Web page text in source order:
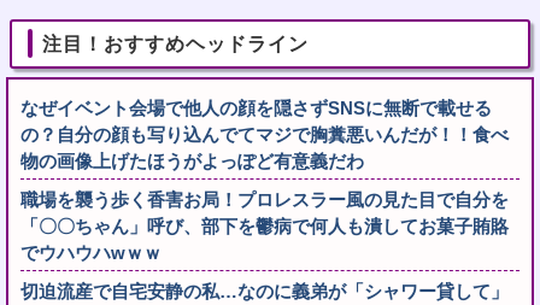
注目！おすすめヘッドライン
なぜイベント会場で他人の顔を隠さずSNSに無断で載せる
の？自分の顔も写り込んでてマジで胸糞悪いんだが！！食べ
物の画像上げたほうがよっぽど有意義だわ
職場を襲う歩く香害お局！プロレスラー風の見た目で自分を
「〇〇ちゃん」呼び、部下を鬱病で何人も潰してお菓子賄賂
でウハウハwｗｗ
切迫流産で自宅安静の私…なのに義弟が「シャワー貸して」